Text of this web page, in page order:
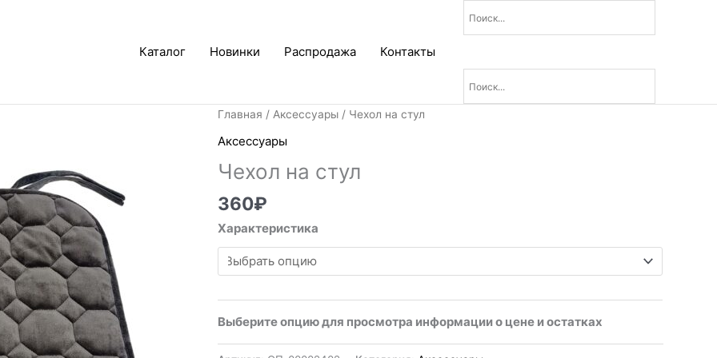
Каталог Новинки Распродажа Контакты
Главная / Аксессуары / Чехол на стул
Аксессуары
Чехол на стул
360₽
Характеристика
Выберите опцию для просмотра информации о цене и остатках